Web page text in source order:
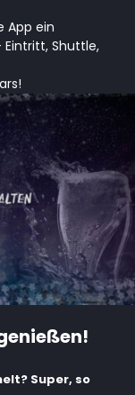
App ein
Shuttle,
Super, so